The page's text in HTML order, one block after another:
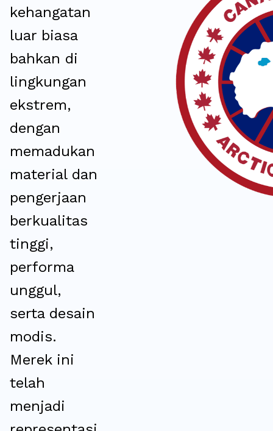
kehangatan
luar biasa
bahkan di
lingkungan
ekstrem,
dengan
memadukan
material dan
pengerjaan
berkualitas
tinggi,
performa
unggul,
serta desain
modis.
Merek ini
telah
menjadi